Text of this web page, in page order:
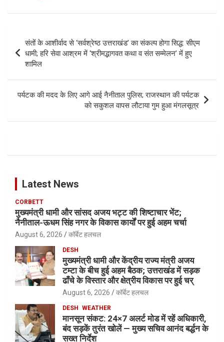
Post
navigation
संतों के आशीर्वाद से ‘सर्वश्रेष्ठ उत्तराखंड’ का संकल्प होगा सिद्ध: सीएम
धामी; हरि सेवा आश्रम में ‘श्रीमद्भागवत कथा व संत सम्मेलन’ में हुए
शामिल
पर्यटक की मदद के लिए आगे आई नैनीताल पुलिस; राजस्थान की पर्यटक
को सकुशल वापस लौटाया गुम हुआ मंगलसूत्र
Latest News
CORBETT
मुख्यमंत्री धामी और सांसद अजय भट्ट की शिष्टाचार भेंट;
नैनीताल-ऊधम सिंह नगर के विकास कार्यों पर हुई अहम चर्चा
August 6, 2026 कॉर्बेट हलचल
DESH
मुख्यमंत्री धामी और केंद्रीय राज्य मंत्री अजय
टम्टा के बीच हुई अहम बैठक; उत्तराखंड में सड़क
ढाँचे के विस्तार और क्षेत्रीय विकास पर हुई चर्
August 6, 2026 कॉर्बेट हलचल
DESH WEATHER
मानसून संकट: 24×7 अलर्ट मोड में रहें अधिकारी,
बंद सड़कें तुरंत खोलें — मुख्य सचिव आनंद बर्द्धन के
सख्त निर्देश